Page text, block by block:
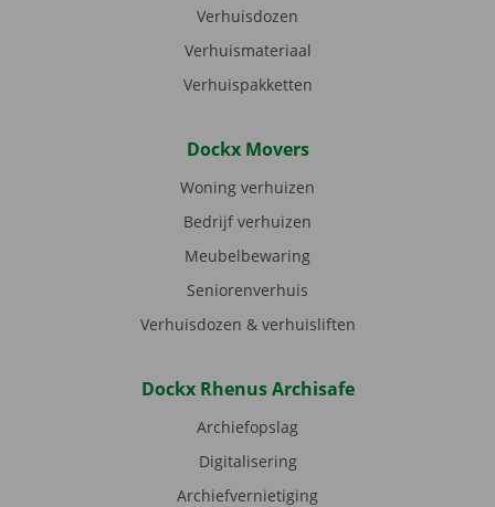
Verhuisdozen
Verhuismateriaal
Verhuispakketten
Dockx Movers
Woning verhuizen
Bedrijf verhuizen
Meubelbewaring
Seniorenverhuis
Verhuisdozen & verhuisliften
Dockx Rhenus Archisafe
Archiefopslag
Digitalisering
Archiefvernietiging